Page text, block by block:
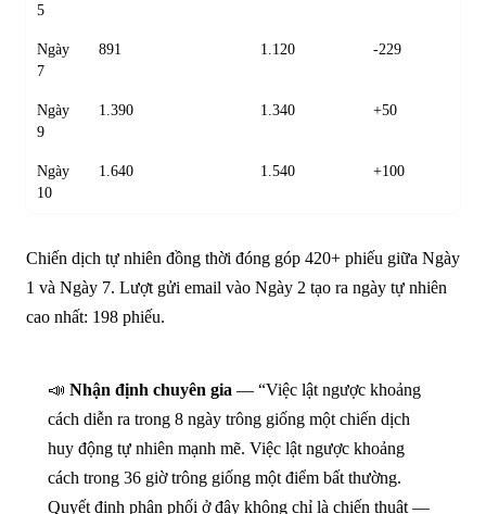
5
Ngày
7
891 1.120 -229
Ngày
9
1.390 1.340 +50
Ngày
10
1.640 1.540 +100
Chiến dịch tự nhiên đồng thời đóng góp 420+ phiếu giữa Ngày
1 và Ngày 7. Lượt gửi email vào Ngày 2 tạo ra ngày tự nhiên
cao nhất: 198 phiếu.
📣 Nhận định chuyên gia — “Việc lật ngược khoảng
cách diễn ra trong 8 ngày trông giống một chiến dịch
huy động tự nhiên mạnh mẽ. Việc lật ngược khoảng
cách trong 36 giờ trông giống một điểm bất thường.
Quyết định phân phối ở đây không chỉ là chiến thuật —